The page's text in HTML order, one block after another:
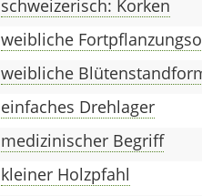
schweizerisch: Korken
weibliche
weibliche
einfaches Drehlager
medizinischer Begriff
kleiner Holzpfahl